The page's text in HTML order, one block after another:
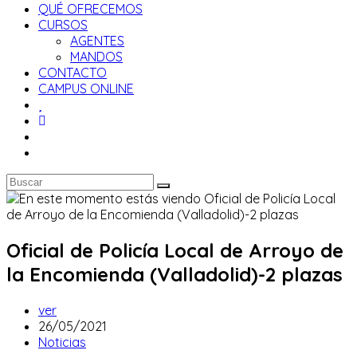
QUÉ OFRECEMOS
CURSOS
AGENTES
MANDOS
CONTACTO
CAMPUS ONLINE
Oficial de Policía Local de Arroyo de
la Encomienda (Valladolid)-2 plazas
Autor
de
la
ver
Publicación
de
26/05/2021
Categoría
Noticias